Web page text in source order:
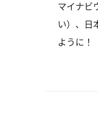
マイナビ
い）、日
ように！